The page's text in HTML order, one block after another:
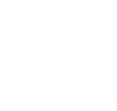
/ 36 in, Kolor: Czarne, Rozmiar: M